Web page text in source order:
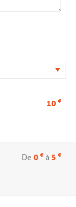
10 €
De 0 € à 5 €